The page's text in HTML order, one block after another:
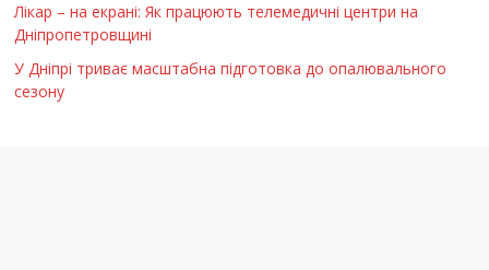
Лікар – на екрані: Як працюють телемедичні центри на
Дніпропетровщині
У Дніпрі триває масштабна підготовка до опалювального
сезону